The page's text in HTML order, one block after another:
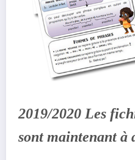
2019/2020 Les
sont maintenant à